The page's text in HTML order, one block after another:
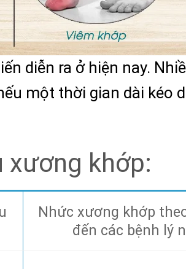
diễn ra ở hiện nay.
một thời gian dài kéo
xương khớp:
Nhức xương khớp
đến các bệnh lý